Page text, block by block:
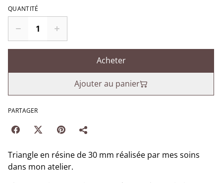
QUANTITÉ
Acheter
Ajouter au panier
PARTAGER
Triangle en résine de 30 mm réalisée par mes soins
dans mon atelier.